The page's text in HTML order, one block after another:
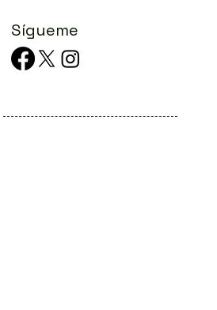
Sígueme